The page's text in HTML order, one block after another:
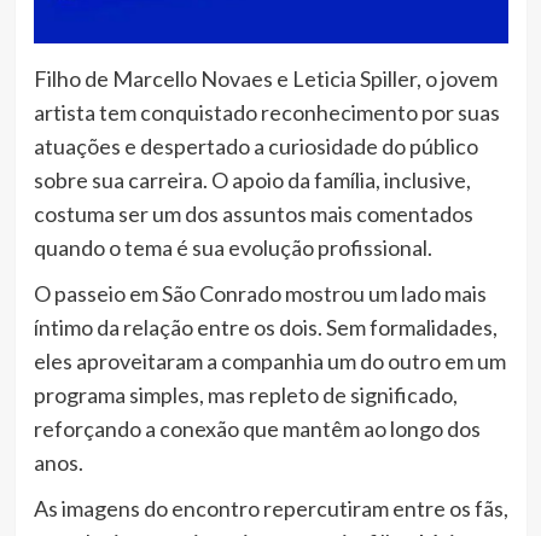
Filho de Marcello Novaes e Leticia Spiller, o jovem
artista tem conquistado reconhecimento por suas
atuações e despertado a curiosidade do público
sobre sua carreira. O apoio da família, inclusive,
costuma ser um dos assuntos mais comentados
quando o tema é sua evolução profissional.
O passeio em São Conrado mostrou um lado mais
íntimo da relação entre os dois. Sem formalidades,
eles aproveitaram a companhia um do outro em um
programa simples, mas repleto de significado,
reforçando a conexão que mantêm ao longo dos
anos.
As imagens do encontro repercutiram entre os fãs,